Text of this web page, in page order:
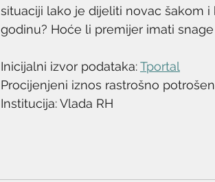
situaciji lako je dijeliti novac šakom
godinu? Hoće li premijer imati
Inicijalni izvor podataka: Tportal
Procijenjeni iznos rastrošno
Institucija: Vlada RH